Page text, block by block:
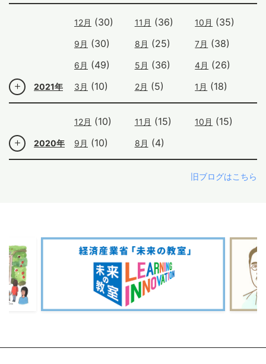
2021年
12月 (30) 11月 (36) 10月 (35)
9月 (30) 8月 (25) 7月 (38)
6月 (49) 5月 (36) 4月 (26)
3月 (10) 2月 (5) 1月 (18)
2020年
12月 (10) 11月 (15) 10月 (15)
9月 (10) 8月 (4)
旧ブログはこちら